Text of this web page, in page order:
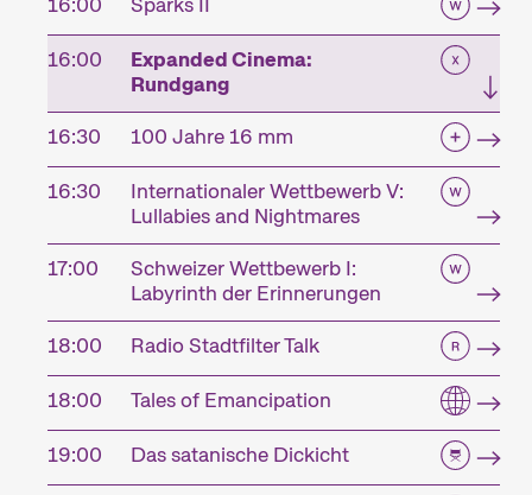
16:00
Expanded Cinema:
Rundgang
16:30
100 Jahre 16 mm
16:30
Internationaler Wettbewerb V:
Lullabies and Nightmares
17:00
Schweizer Wettbewerb I:
Labyrinth der Erinnerungen
18:00
Radio Stadtfilter Talk
18:00 Tales of Emancipation
19:00 Das satanische Dickicht